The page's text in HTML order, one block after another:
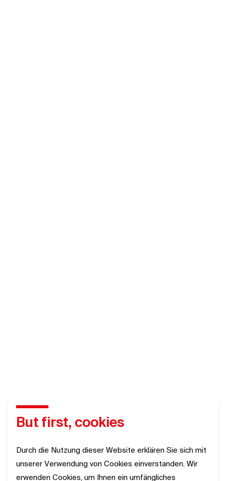
But first, cookies
Durch die Nutzung dieser Website erklären Sie sich mit
unserer Verwendung von Cookies einverstanden. Wir
erwenden Cookies, um Ihnen ein umfängliches